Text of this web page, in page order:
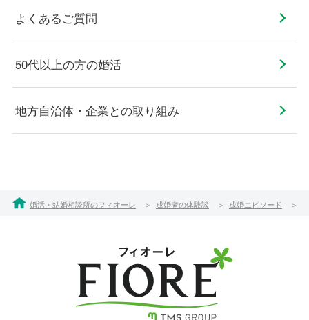
よくあるご質問
50代以上の方の婚活
地方自治体・企業との取り組み
婚活・結婚相談所のフィオーレ 成婚者の体験談 成婚エピソード